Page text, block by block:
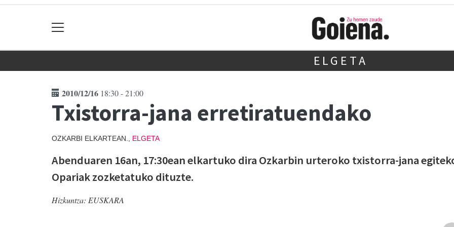
ELGETA
2010/12/16 18:30 - 21:00
Txistorra-jana erretiratuendako
OZKARBI ELKARTEAN., ELGETA
Abenduaren 16an, 17:30ean elkartuko dira Ozkarbin urteroko txistorra-jana
Opariak zozketatuko dituzte.
Hizkuntza: EUSKARA